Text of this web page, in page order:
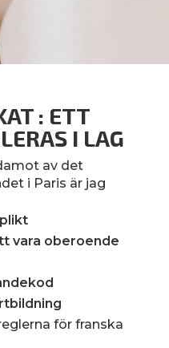
: ETT
I LAG
av det
i Paris är jag
vara oberoende
för franska